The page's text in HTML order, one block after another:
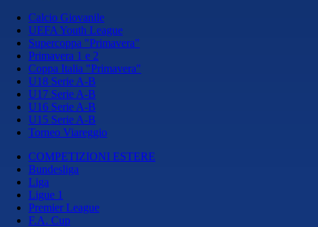
Calcio Giovanile
UEFA Youth League
Supercoppa "Primavera"
Primavera 1 e 2
Coppa Italia "Primavera"
U18 Serie A-B
U17 Serie A-B
U16 Serie A-B
U15 Serie A-B
Torneo Viareggio
COMPETIZIONI ESTERE
Bundesliga
Liga
Ligue 1
Premier League
F.A. Cup